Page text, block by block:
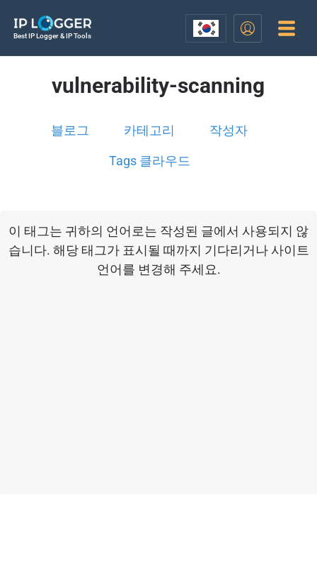
Best IP Logger & IP Tools
vulnerability-scanning
블로그 카테고리 작성자
Tags 클라우드